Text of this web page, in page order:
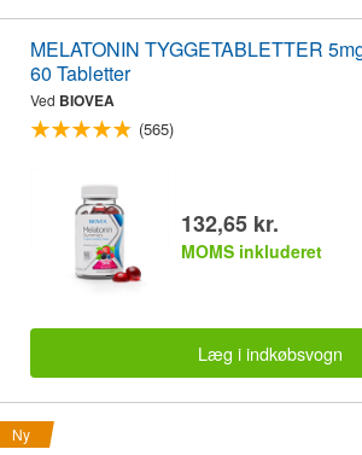
MELATONIN TYGGETABLETTER
60 Tabletter
Ved BIOVEA
(565)
132,65 kr.
MOMS inkluderet
Læg i indkøbsvogn
Ny